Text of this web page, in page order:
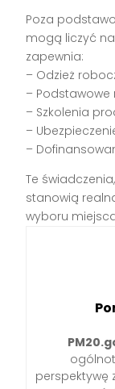
Poza
mogą liczyć
zapewnia:
– Odzież
– Podstawowe
– Szkolenia
–
–
Te
stanowią
wyboru
perspektywę